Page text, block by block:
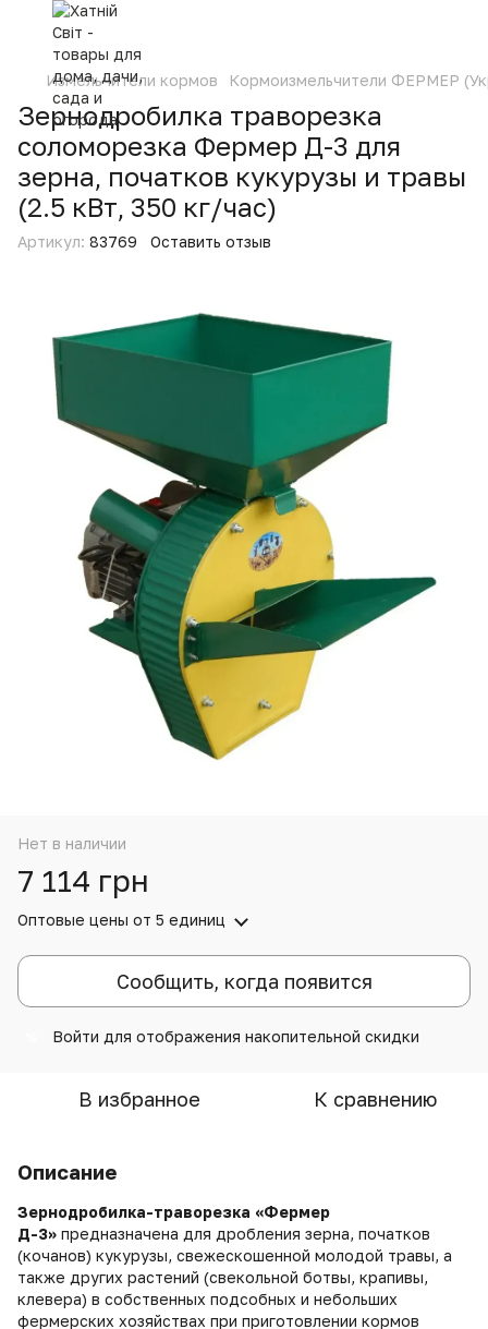
Измельчители кормов Кормоизмельчители ФЕРМЕР
Зернодробилка траворезка
соломорезка Фермер Д-3 для
зерна, початков кукурузы и травы
(2.5 кВт, 350 кг/час)
Артикул: 83769 Оставить отзыв
Нет в наличии
7 114 грн
Оптовые цены от 5 единиц
Сообщить, когда появится
Войти для отображения накопительной скидки
В избранное К сравнению
Описание
Зернодробилка-траворезка «Фермер
Д-3» предназначена для дробления зерна, початков
(кочанов) кукурузы, свежескошенной молодой травы, а
также других растений (свекольной ботвы, крапивы,
клевера) в собственных подсобных и небольших
фермерских хозяйствах при приготовлении кормов